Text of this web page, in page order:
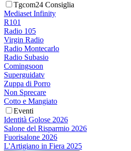
Tgcom24 Consiglia
Mediaset Infinity
R101
Radio 105
Virgin Radio
Radio Montecarlo
Radio Subasio
Comingsoon
Superguidatv
Zuppa di Porro
Non Sprecare
Cotto e Mangiato
Eventi
Identità Golose 2026
Salone del Risparmio 2026
Fuorisalone 2026
L'Artigiano in Fiera 2025